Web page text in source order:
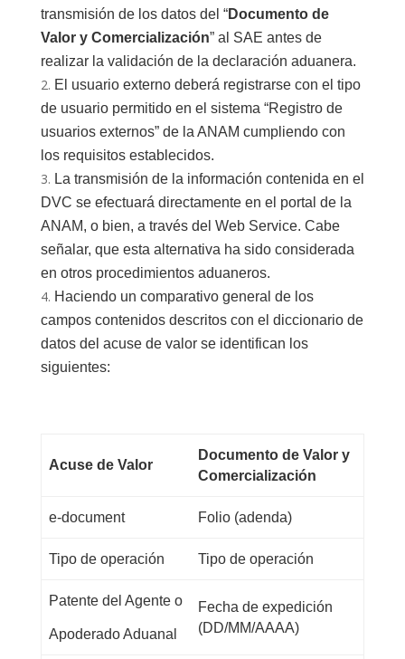
transmisión de los datos del “Documento de
Valor y Comercialización” al SAE antes de
realizar la validación de la declaración aduanera.
El usuario externo deberá registrarse con el tipo
de usuario permitido en el sistema “Registro de
usuarios externos” de la ANAM cumpliendo con
los requisitos establecidos.
La transmisión de la información contenida en el
DVC se efectuará directamente en el portal de la
ANAM, o bien, a través del Web Service. Cabe
señalar, que esta alternativa ha sido considerada
en otros procedimientos aduaneros.
Haciendo un comparativo general de los
campos contenidos descritos con el diccionario de
datos del acuse de valor se identifican los
siguientes:
Acuse de Valor
Documento de Valor y
Comercialización
e-document Folio (adenda)
Tipo de operación Tipo de operación
Patente del Agente o
Apoderado Aduanal
Fecha de expedición
(DD/MM/AAAA)